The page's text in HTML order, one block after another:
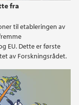
fra
til etableringen av
EU. Dette er første
av Forskningsrådet.